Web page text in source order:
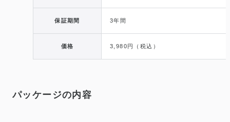
保証期間 3年間
価格 3,980円（税込）
パッケージの内容